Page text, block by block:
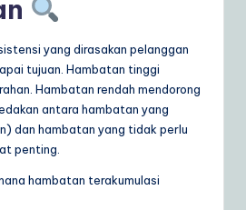
yang dirasakan pelanggan
tujuan. Hambatan tinggi
Hambatan rendah mendorong
antara hambatan yang
dan hambatan yang tidak perlu
penting.
hambatan terakumulasi